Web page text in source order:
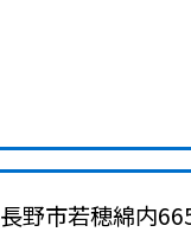
野市若穂綿内